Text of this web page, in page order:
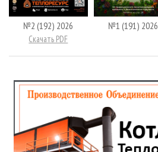
№2 (192) 2026
Скачать PDF
№1 (191) 2026